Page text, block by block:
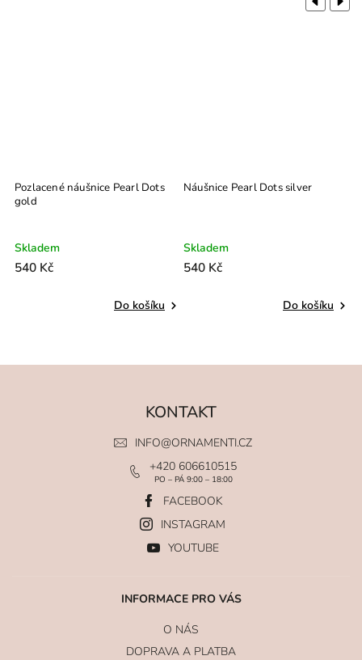
Pozlacené náušnice Pearl Dots
gold
Skladem
540 Kč
Do košíku
Náušnice Pearl Dots silver
Skladem
540 Kč
Do košíku
KONTAKT
INFO@ORNAMENTI.CZ
+420 606610515
PO – PÁ 9:00 – 18:00
FACEBOOK
INSTAGRAM
YOUTUBE
INFORMACE PRO VÁS
O NÁS
DOPRAVA A PLATBA